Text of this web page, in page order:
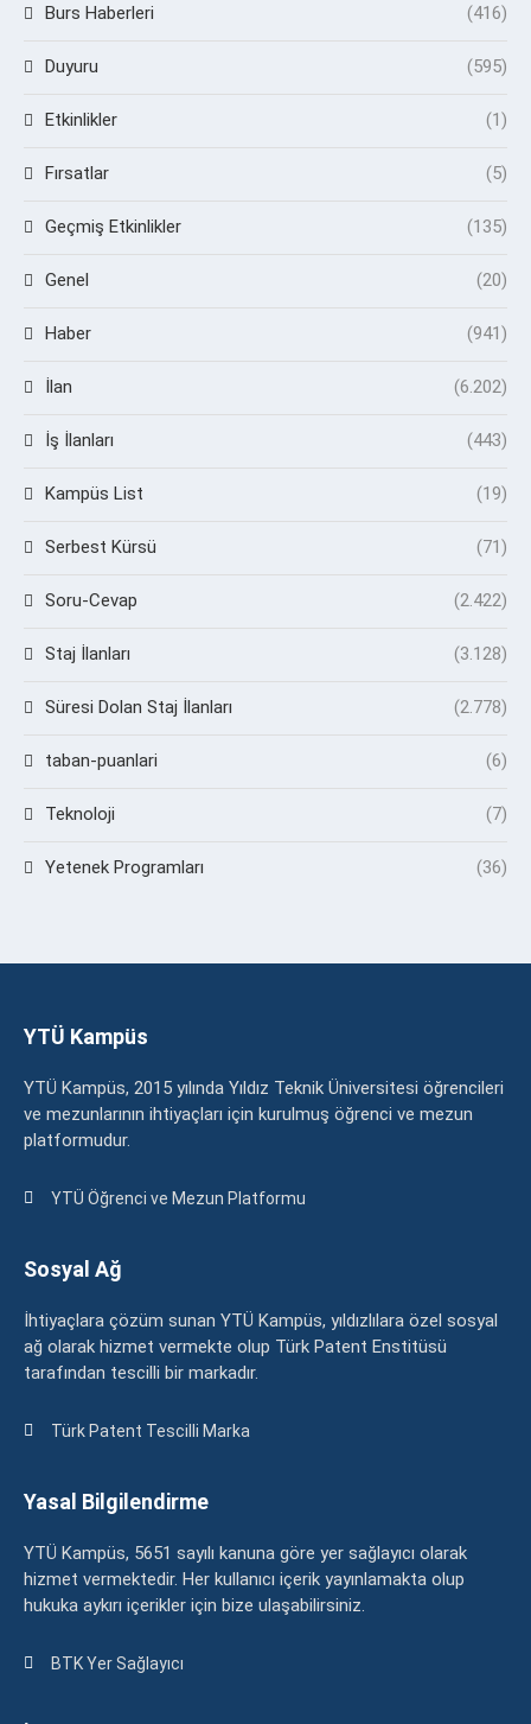
Burs Haberleri (416)
Duyuru (595)
Etkinlikler (1)
Fırsatlar (5)
Geçmiş Etkinlikler (135)
Genel (20)
Haber (941)
İlan (6.202)
İş İlanları (443)
Kampüs List (19)
Serbest Kürsü (71)
Soru-Cevap (2.422)
Staj İlanları (3.128)
Süresi Dolan Staj İlanları (2.778)
taban-puanlari (6)
Teknoloji (7)
Yetenek Programları (36)
YTÜ Kampüs
YTÜ Kampüs, 2015 yılında Yıldız Teknik Üniversitesi öğrencileri
ve mezunlarının ihtiyaçları için kurulmuş öğrenci ve mezun
platformudur.
YTÜ Öğrenci ve Mezun Platformu
Sosyal Ağ
İhtiyaçlara çözüm sunan YTÜ Kampüs, yıldızlılara özel sosyal
ağ olarak hizmet vermekte olup Türk Patent Enstitüsü
tarafından tescilli bir markadır.
Türk Patent Tescilli Marka
Yasal Bilgilendirme
YTÜ Kampüs, 5651 sayılı kanuna göre yer sağlayıcı olarak
hizmet vermektedir. Her kullanıcı içerik yayınlamakta olup
hukuka aykırı içerikler için bize ulaşabilirsiniz.
BTK Yer Sağlayıcı